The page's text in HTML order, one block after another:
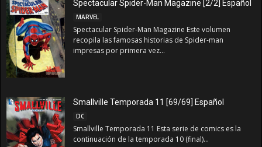
Spectacular Spider-Man Magazine [2/2] Español
MARVEL
Spectacular Spider-Man Magazine Este volumen
recopila las famosas historias de Spider-man
impresas por primera vez...
Smallville Temporada 11 [69/69] Español
DC
Smallville Temporada 11 Esta serie de comics es la
continuación de la temporada 10 (final)...